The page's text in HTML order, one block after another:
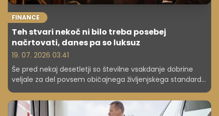
FINANCE
Teh stvari nekoč ni bilo treba posebej
načrtovati, danes pa so luksuz
19. 07. 2026 03.41
Še pred nekaj desetletji so številne vsakdanje dobrine
veljale za del povsem običajnega življenjskega standarda.
Lastniški dom, počitnice ali prostočasne aktivnosti otrok
niso bili razkošje, temveč logičen del življenja ljudi s
stabilnim dohodkom. Danes je slika precej drugačna.